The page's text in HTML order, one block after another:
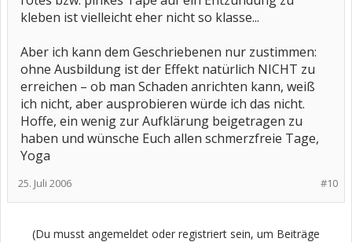
kleben ist vielleicht eher nicht so klasse...
Aber ich kann dem Geschriebenen nur zustimmen:
ohne Ausbildung ist der Effekt natürlich NICHT zu
erreichen – ob man Schaden anrichten kann, weiß
ich nicht, aber ausprobieren würde ich das nicht.
Hoffe, ein wenig zur Aufklärung beigetragen zu
haben und wünsche Euch allen schmerzfreie Tage,
Yoga
#10
25. Juli 2006
(Du musst angemeldet oder registriert sein, um Beiträge